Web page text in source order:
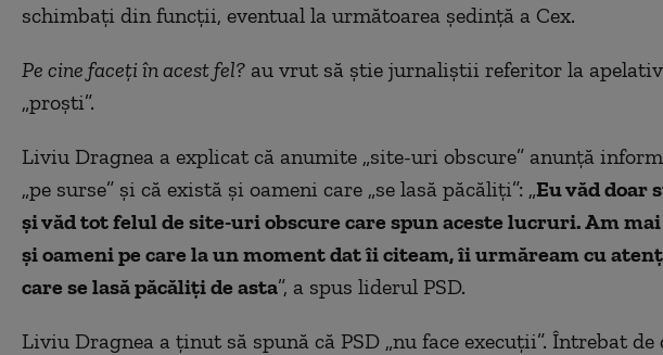
schimbaţi din funcţii, eventual la următoarea şedinţă a Cex.
Pe cine faceți în acest fel?au vrut să știe jurnaliștii referitor la
„proști”.
Liviu Dragnea a explicat că anumite „site-uri obscure” anunţă
„pe surse” şi că există şi oameni care „se lasă păcăliţi”: „Eu văd doar
şi văd tot felul de site-uri obscure care spun aceste lucruri. Am
şi oameni pe care la un moment dat îi citeam, îi urmăream cu
care se lasă păcăliţi de asta”, a spus liderul PSD.
Liviu Dragnea a ţinut să spună că PSD „nu face execuţii”. Întrebat de